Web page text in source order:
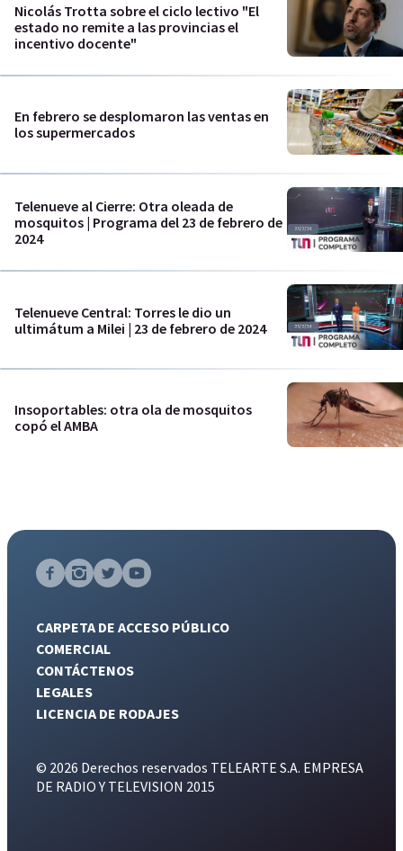
Nicolás Trotta sobre el ciclo lectivo "El
estado no remite a las provincias el
incentivo docente"
En febrero se desplomaron las ventas en
los supermercados
Telenueve al Cierre: Otra oleada de
mosquitos | Programa del 23 de febrero de
2024
Telenueve Central: Torres le dio un
ultimátum a Milei | 23 de febrero de 2024
Insoportables: otra ola de mosquitos
copó el AMBA
CARPETA DE ACCESO PÚBLICO
COMERCIAL
CONTÁCTENOS
LEGALES
LICENCIA DE RODAJES
© 2026 Derechos reservados TELEARTE S.A. EMPRESA
DE RADIO Y TELEVISION 2015